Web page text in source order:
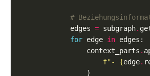
#
            edges
= subgraph.
for edge in
                context_parts
.
f"- {edge.